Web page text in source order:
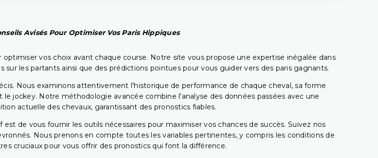
Avisés Pour Optimiser Vos Paris Hippiques
vos choix avant chaque course. Notre site vous propose une expertise inégalée dans
les partants ainsi que des prédictions pointues pour vous guider vers des paris gagnants.
Nous examinons attentivement l'historique de performance de chaque cheval, sa forme
jockey. Notre méthodologie avancée combine l'analyse des données passées avec une
actuelle des chevaux, garantissant des pronostics fiables.
de vous fournir les outils nécessaires pour maximiser vos chances de succès. Suivez nos
Nous prenons en compte toutes les variables pertinentes, y compris les conditions de
cruciaux pour vous offrir des pronostics qui font la différence.